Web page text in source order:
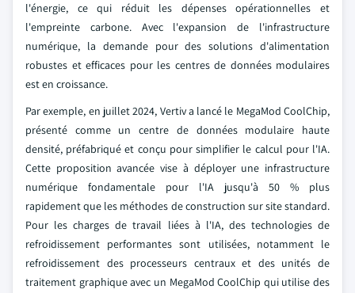
l'énergie, ce qui réduit les dépenses opérationnelles et
l'empreinte carbone. Avec l'expansion de l'infrastructure
numérique, la demande pour des solutions d'alimentation
robustes et efficaces pour les centres de données modulaires
est en croissance.
Par exemple, en juillet 2024, Vertiv a lancé le MegaMod CoolChip,
présenté comme un centre de données modulaire haute
densité, préfabriqué et conçu pour simplifier le calcul pour l'IA.
Cette proposition avancée vise à déployer une infrastructure
numérique fondamentale pour l'IA jusqu'à 50 % plus
rapidement que les méthodes de construction sur site standard.
Pour les charges de travail liées à l'IA, des technologies de
refroidissement performantes sont utilisées, notamment le
refroidissement des processeurs centraux et des unités de
traitement graphique avec un MegaMod CoolChip qui utilise des